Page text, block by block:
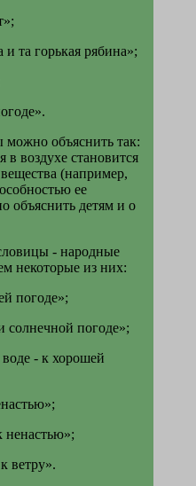
и та горькая рябина»;
объяс­нить так:
в возду­хе становится
(например,
ее
объяснить детям и о
- народные
некоторые из них:
погоде»;
солнечной погоде»;
- к хо­рошей
ненастью»;
ветру».